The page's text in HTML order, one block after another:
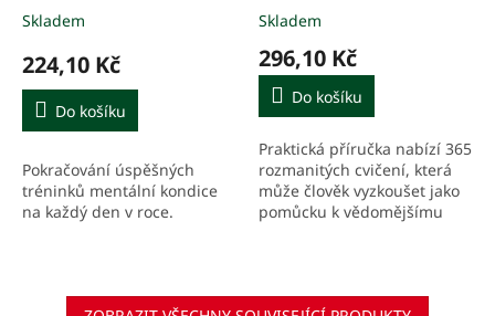
Skladem
224,10 Kč
Do košíku
Pokračování úspěšných
tréninků mentální kondice
na každý den v roce.
Skladem
296,10 Kč
Do košíku
Praktická příručka nabízí 365
rozmanitých cvičení, která
může člověk vyzkoušet jako
pomůcku k vědomějšímu